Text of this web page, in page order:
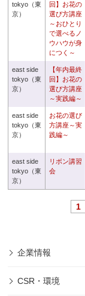
tokyo（東
京）
回】お花の
選び方講座
～おひとり
で選べるノ
ウハウが身
につく～
east side
tokyo（東
京）
【年内最終
回】お花の
選び方講座
～実践編～
east side
tokyo（東
京）
お花の選び
方講座～実
践編～
east side
tokyo（東
京）
リボン講習
会
1
企業情報
CSR・環境